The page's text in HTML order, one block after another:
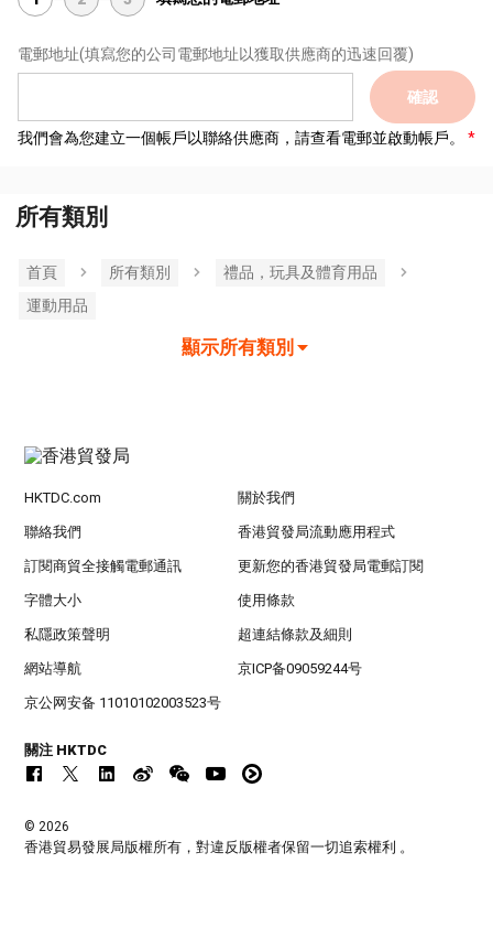
電郵地址(填寫您的公司電郵地址以獲取供應商的迅速回覆)
確認
我們會為您建立一個帳戶以聯絡供應商，請查看電郵並啟動帳戶。
所有類別
首頁 所有類別
禮品，玩具及體育用品
運動用品
顯示所有類別
HKTDC.com 關於我們
聯絡我們 香港貿發局流動應用程式
訂閱商貿全接觸電郵通訊 更新您的香港貿發局電郵訂閱
字體大小 使用條款
私隱政策聲明 超連結條款及細則
網站導航 京ICP备09059244号
京公网安备 11010102003523号
關注 HKTDC
© 2026
香港貿易發展局版權所有，對違反版權者保留一切追索權利 。